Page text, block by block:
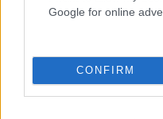
Google for online
CONFIRM
READ MORE